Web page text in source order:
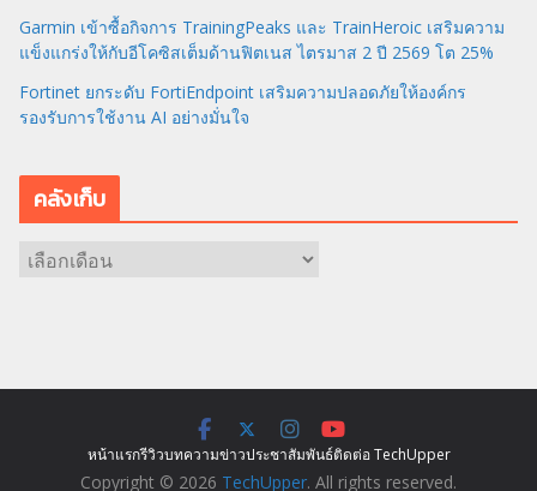
Garmin เข้าซื้อกิจการ TrainingPeaks และ TrainHeroic เสริมความ
แข็งแกร่งให้กับอีโคซิสเต็มด้านฟิตเนส ไตรมาส 2 ปี 2569 โต 25%
Fortinet ยกระดับ FortiEndpoint เสริมความปลอดภัยให้องค์กร
รองรับการใช้งาน AI อย่างมั่นใจ
คลังเก็บ
หน้าแรกรีวิวบทความข่าวประชาสัมพันธ์ติดต่อ TechUpper
Copyright © 2026 TechUpper. All rights reserved.